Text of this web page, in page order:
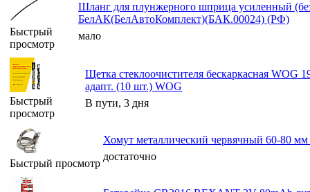
Быстрый
просмотр
Шланг для плyнжерного шприца усиленный
БелАК(БелАвтоКомплект)(БАК.00024) (РФ)
мало
Быстрый
просмотр
Щетка стеклоочистителя бескаркасная WOG
адапт. (10 шт.) WOG
В пути, 3 дня
Быстрый просмотр
Хомут металлический червячный 60-80
достаточно